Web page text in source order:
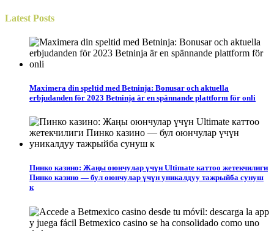
Latest Posts
Maximera din speltid med Betninja: Bonusar och aktuella
erbjudanden för 2023 Betninja är en spännande plattform för onli
Пинко казино: Жаңы оюнчулар үчүн Ultimate каттоо жетекчилиги
Пинко казино — бул оюнчулар үчүн уникалдуу тажрыйба сунуш
к